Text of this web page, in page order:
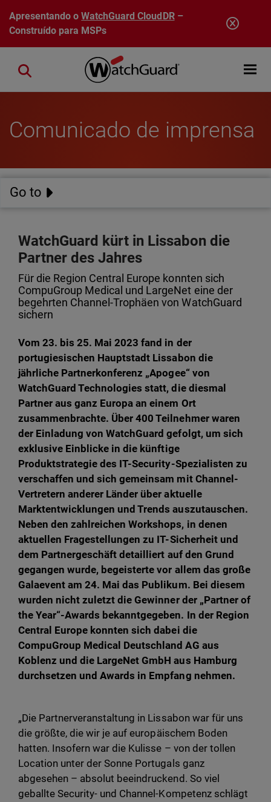
Pular para o conteúdo principal
Apresentando oWatchGuard CloudDR–
Construído para MSPs
Open
Close search
Comunicado de imprensa
Go to
WatchGuard kürt in Lissabon die
Partner des Jahres
Für die Region Central Europe konnten sich
CompuGroup Medical und LargeNet eine der
begehrten Channel-Trophäen von WatchGuard
sichern
Vom 23. bis 25. Mai 2023 fand in der
portugiesischen Hauptstadt Lissabon die
jährliche Partnerkonferenz „Apogee“ von
WatchGuard Technologies statt, die diesmal
Partner aus ganz Europa an einem Ort
zusammenbrachte. Über 400 Teilnehmer waren
der Einladung von WatchGuard gefolgt, um sich
exklusive Einblicke in die künftige
Produktstrategie des IT-Security-Spezialisten zu
verschaffen und sich gemeinsam mit Channel-
Vertretern anderer Länder über aktuelle
Marktentwicklungen und Trends auszutauschen.
Neben den zahlreichen Workshops, in denen
aktuellen Fragestellungen zu IT-Sicherheit und
dem Partnergeschäft detailliert auf den Grund
gegangen wurde, begeisterte vor allem das große
Galaevent am 24. Mai das Publikum. Bei diesem
wurden nicht zuletzt die Gewinner der „Partner of
the Year“-Awards bekanntgegeben. In der Region
Central Europe konnten sich dabei die
CompuGroup Medical Deutschland AG aus
Koblenz und die LargeNet GmbH aus Hamburg
durchsetzen und Awards in Empfang nehmen.
„Die Partnerveranstaltung in Lissabon war für uns
die größte, die wir je auf europäischem Boden
hatten. Insofern war die Kulisse – von der tollen
Location unter der Sonne Portugals ganz
abgesehen – absolut beeindruckend. So viel
geballte Security- und Channel-Kompetenz schlägt